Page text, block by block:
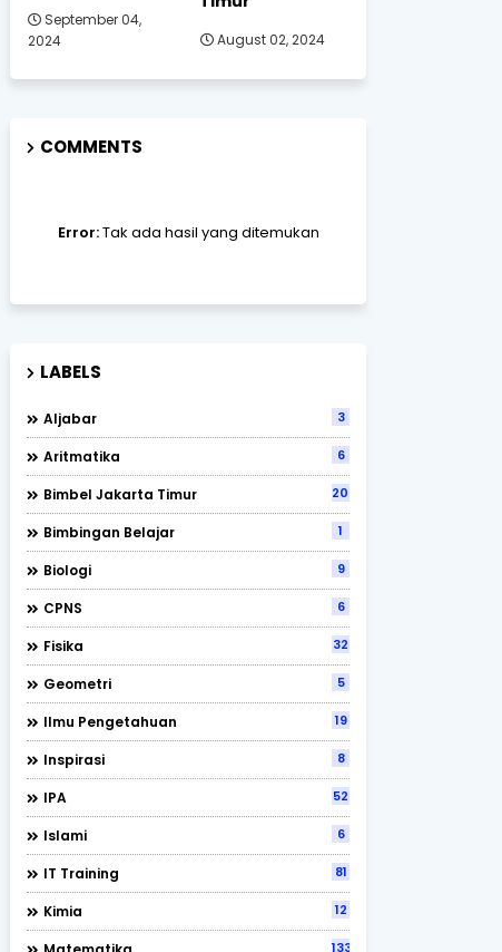
September 04,
2024
August 02, 2024
COMMENTS
Error:Tak ada hasil yang ditemukan
LABELS
Aljabar 3
Aritmatika 6
Bimbel Jakarta Timur 202
Bimbingan Belajar 1
Biologi 9
CPNS 6
Fisika 32
Geometri 5
Ilmu Pengetahuan 19
Inspirasi 8
IPA 52
Islami 6
IT Training 81
Kimia 12
133